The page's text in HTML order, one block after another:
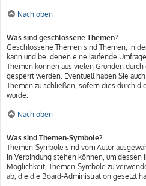
Nach oben
Was sind geschlossene Themen?
Geschlossene Themen sind Themen, in
kann und bei denen eine laufende
Themen können aus vielen Gründen
gesperrt werden. Eventuell haben Sie
Themen zu schließen, sofern dies durch
wurde.
Nach oben
Was sind Themen-Symbole?
Themen-Symbole sind vom Autor
in Verbindung stehen können, um dessen
Möglichkeit, Themen-Symbole zu
ab, die die Board-Administration gesetzt